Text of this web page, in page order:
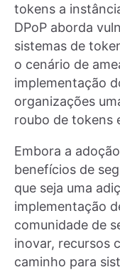
tokens a
DPoP aborda
sistemas de
o cenário de
implementação
organizações
roubo de tokens
Embora a
benefícios de
que seja uma
implementação
comunidade de
inovar, recursos
caminho para